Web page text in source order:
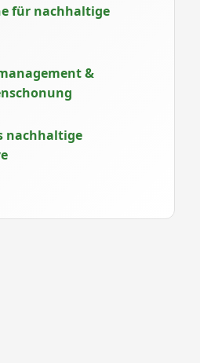
für nachhaltige
&
nachhaltige